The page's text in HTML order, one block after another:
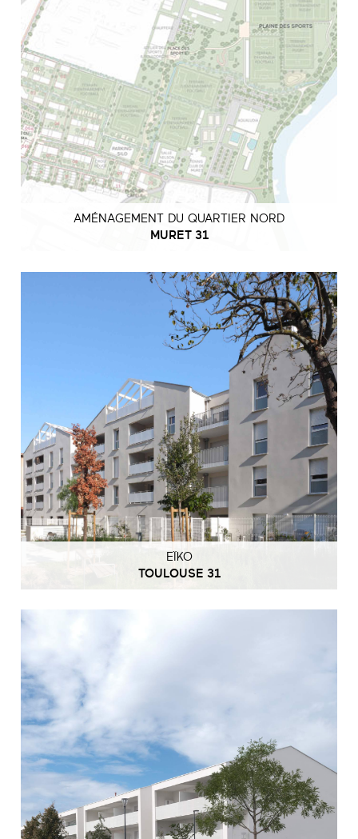
AMÉNAGEMENT DU QUARTIER NORD
MURET 31
EÏKO
TOULOUSE 31